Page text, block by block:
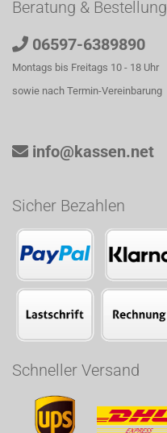
Beratung & Bestellung
06597-6389890
Montags bis Freitags 10 - 18 Uhr
sowie nach Termin-Vereinbarung
info@kassen.net
Sicher Bezahlen
Schneller Versand